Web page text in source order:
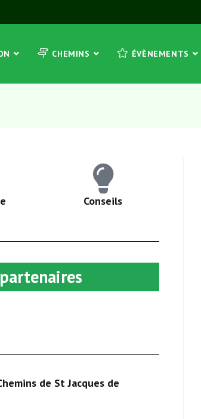
CHEMINS ÉVÈNEMENTS
Conseils
de St Jacques de